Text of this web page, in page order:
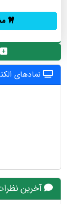
نمادهای
آخرین